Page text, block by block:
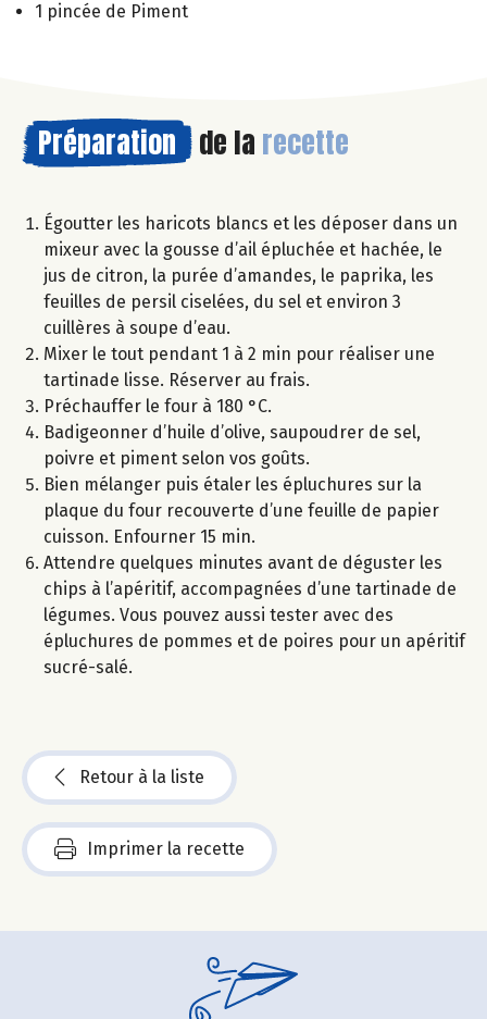
1 pincée de Piment
Préparation de la recette
Égoutter les haricots blancs et les déposer dans un
mixeur avec la gousse d’ail épluchée et hachée, le
jus de citron, la purée d’amandes, le paprika, les
feuilles de persil ciselées, du sel et environ 3
cuillères à soupe d’eau.
Mixer le tout pendant 1 à 2 min pour réaliser une
tartinade lisse. Réserver au frais.
Préchauffer le four à 180 °C.
Badigeonner d’huile d’olive, saupoudrer de sel,
poivre et piment selon vos goûts.
Bien mélanger puis étaler les épluchures sur la
plaque du four recouverte d’une feuille de papier
cuisson. Enfourner 15 min.
Attendre quelques minutes avant de déguster les
chips à l’apéritif, accompagnées d’une tartinade de
légumes. Vous pouvez aussi tester avec des
épluchures de pommes et de poires pour un apéritif
sucré-salé.
Retour à la liste
Imprimer la recette